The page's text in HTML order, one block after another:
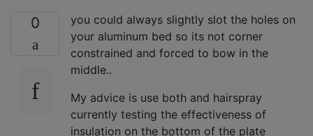
0
you could always slightly slot the holes on
your aluminum bed so its not corner
constrained and forced to bow in the
middle..
My advice is use both and hairspray
currently testing the effectiveness of
insulation on the bottom of the plate